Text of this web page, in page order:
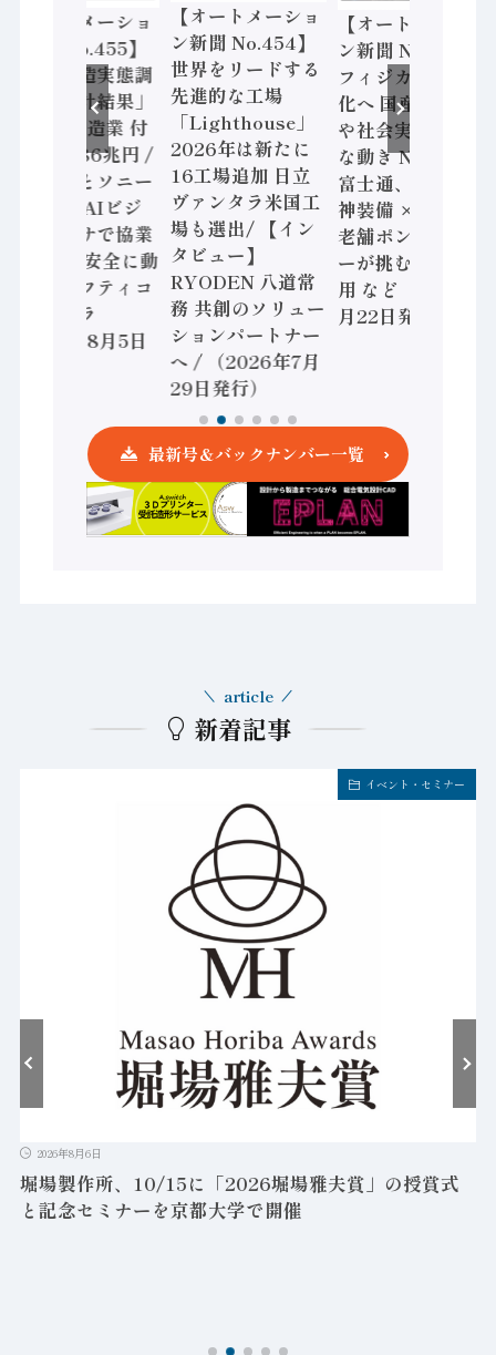
【オートメーショ
ン新聞 No.455】
「経済構造実態調
査二次集計結果」
2024年製造業 付
加価値額86兆円 /
三菱電機とソニー
セミコン AIビジ
ョンセンサで協業
/ IDEC、安全に動
かすセーフティコ
ントローラ
（2026年8月5日
【オートメーショ
ン新聞 No.454】
世界をリードする
先進的な工場
「Lighthouse」
2026年は新たに
16工場追加 日立
ヴァンタラ米国工
場も選出/ 【イン
タビュー】
RYODEN 八道常
務 共創のソリュー
ションパートナー
へ / （2026年7月
29日発行）
【オートメーショ
ン新聞 No.453】
フィジカルAI本格
化へ 国産AI開発
や社会実装に活発
な動き Noetra、
富士通、日立 / 兵
神装備 × HMS、
老舗ポンプメーカ
ーが挑むデータ活
用 など（2026年7
月22日発行）
最新号＆バックナンバー一覧
新着記事
article
イベント・セミナー
2026年8月6日
堀場製作所、10/15に「2026堀場雅夫賞」の授賞式
と記念セミナーを京都大学で開催